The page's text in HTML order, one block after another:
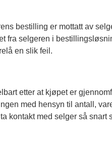
bestilling er mottatt av
fra selgeren i
en slik feil.
etter at kjøpet er
med hensyn til antall,
kontakt med selger så snart